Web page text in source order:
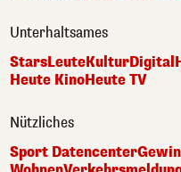
Unterhaltsames
StarsLeuteKulturDigital
Heute KinoHeute TV
Nützliches
Sport Datencenter